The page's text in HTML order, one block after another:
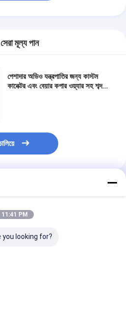
মূল্য পান
পেশাদার অডিও যন্ত্রপাতির জন্য কাস্টম
কানেক্টর এবং বেয়ার কপার ওয়্যার সহ শব্দহীন
11:41 PM
looking for?